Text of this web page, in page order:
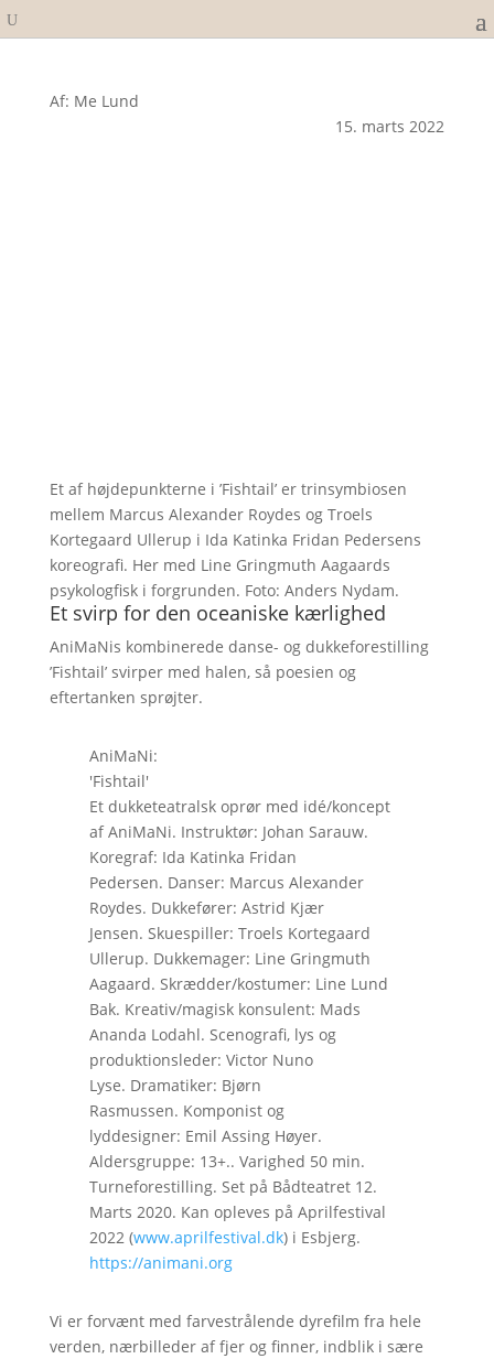
Af: Me Lund
15. marts 2022
Et af højdepunkterne i ’Fishtail’ er trinsymbiosen
mellem Marcus Alexander Roydes og Troels
Kortegaard Ullerup i Ida Katinka Fridan Pedersens
koreografi. Her med Line Gringmuth Aagaards
psykologfisk i forgrunden. Foto: Anders Nydam.
Et svirp for den oceaniske kærlighed
AniMaNis kombinerede danse- og dukkeforestilling
’Fishtail’ svirper med halen, så poesien og
eftertanken sprøjter.
AniMaNi:
'Fishtail'
Et dukketeatralsk oprør med idé/koncept
af AniMaNi. Instruktør: Johan Sarauw.
Koregraf: Ida Katinka Fridan
Pedersen. Danser: Marcus Alexander
Roydes. Dukkefører: Astrid Kjær
Jensen. Skuespiller: Troels Kortegaard
Ullerup. Dukkemager: Line Gringmuth
Aagaard. Skrædder/kostumer: Line Lund
Bak. Kreativ/magisk konsulent: Mads
Ananda Lodahl. Scenografi, lys og
produktionsleder: Victor Nuno
Lyse. Dramatiker: Bjørn
Rasmussen. Komponist og
lyddesigner: Emil Assing Høyer.
Aldersgruppe: 13+.. Varighed 50 min.
Turneforestilling. Set på Bådteatret 12.
Marts 2020. Kan opleves på Aprilfestival
2022 (www.aprilfestival.dk) i Esbjerg.
https://animani.org
Vi er forvænt med farvestrålende dyrefilm fra hele
verden, nærbilleder af fjer og finner, indblik i sære